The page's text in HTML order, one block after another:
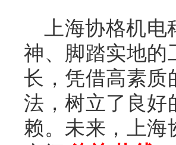
上海协格机
神、脚踏实地的
长，凭借高素质
法，树立了良好
赖。未来，上海